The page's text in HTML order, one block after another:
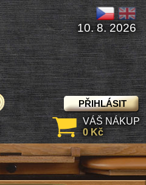
PŘIHLÁSIT
10. 8. 2026
VÁŠ NÁKUP
0 Kč